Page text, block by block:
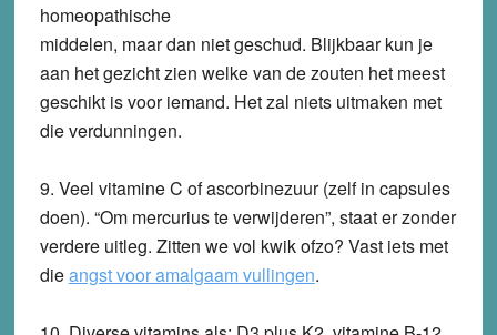
homeopathische
middelen, maar dan niet geschud. Blijkbaar kun je
aan het gezicht zien welke van de zouten het meest
geschikt is voor iemand. Het zal niets uitmaken met
die verdunningen.
9. Veel vitamine C of ascorbinezuur (zelf in capsules
doen). “Om mercurius te verwijderen”, staat er zonder
verdere uitleg. Zitten we vol kwik ofzo? Vast iets met
dieangst voor amalgaam vullingen.